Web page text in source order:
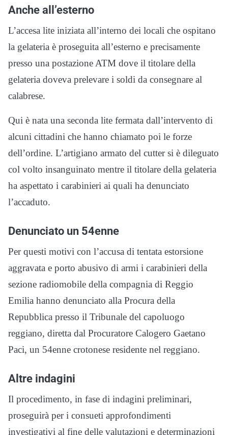
Anche all’esterno
L’accesa lite iniziata all’interno dei locali che ospitano
la gelateria è proseguita all’esterno e precisamente
presso una postazione ATM dove il titolare della
gelateria doveva prelevare i soldi da consegnare al
calabrese.
Qui è nata una seconda lite fermata dall’intervento di
alcuni cittadini che hanno chiamato poi le forze
dell’ordine. L’artigiano armato del cutter si è dileguato
col volto insanguinato mentre il titolare della gelateria
ha aspettato i carabinieri ai quali ha denunciato
l’accaduto.
Denunciato un 54enne
Per questi motivi con l’accusa di tentata estorsione
aggravata e porto abusivo di armi i carabinieri della
sezione radiomobile della compagnia di Reggio
Emilia hanno denunciato alla Procura della
Repubblica presso il Tribunale del capoluogo
reggiano, diretta dal Procuratore Calogero Gaetano
Paci, un 54enne crotonese residente nel reggiano.
Altre indagini
Il procedimento, in fase di indagini preliminari,
proseguirà per i consueti approfondimenti
investigativi al fine delle valutazioni e determinazioni